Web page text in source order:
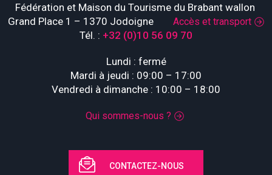
Fédération et Maison du Tourisme du Brabant wallon
Grand Place 1 – 1370 Jodoigne Accès et transport
Tél. : +32 (0)10 56 09 70
Lundi : fermé
Mardi à jeudi : 09:00 – 17:00
Vendredi à dimanche : 10:00 – 18:00
Qui sommes-nous ?
CONTACTEZ-NOUS